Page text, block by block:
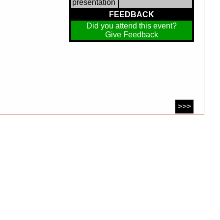
presentation
FEEDBACK
Did you attend this event?
Give Feedback
>>>